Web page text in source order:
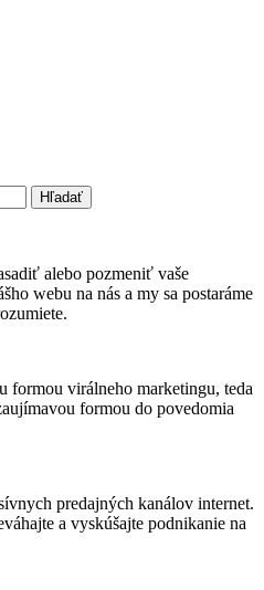
Hľadať
alebo pozmeniť vaše
webu na nás a my sa postaráme
formou virálneho marketingu, teda
formou do povedomia
predajných kanálov internet.
a vyskúšajte podnikanie na